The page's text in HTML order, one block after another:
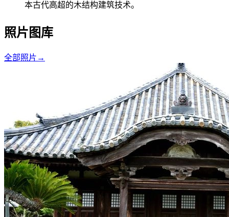
本古代高超的木结构建筑技术。
照片图库
全部照片 →